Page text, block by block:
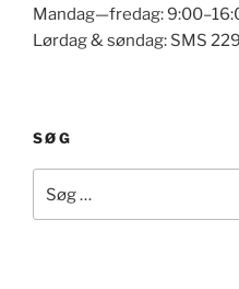
Mandag—fredag:
Lørdag & søndag: SMS
SØG
efter: